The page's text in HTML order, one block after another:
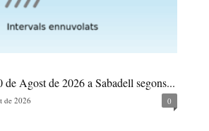
Agost de 2026 a Sabadell segons...
de 2026 0